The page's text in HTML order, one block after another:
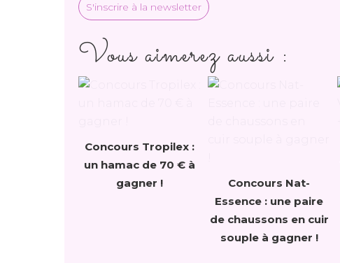
S'inscrire à la newsletter
Vous aimerez aussi :
Concours Tropilex :
un hamac de 70 € à
gagner !
Concours Nat-
Essence : une paire
de chaussons en cuir
souple à gagner !